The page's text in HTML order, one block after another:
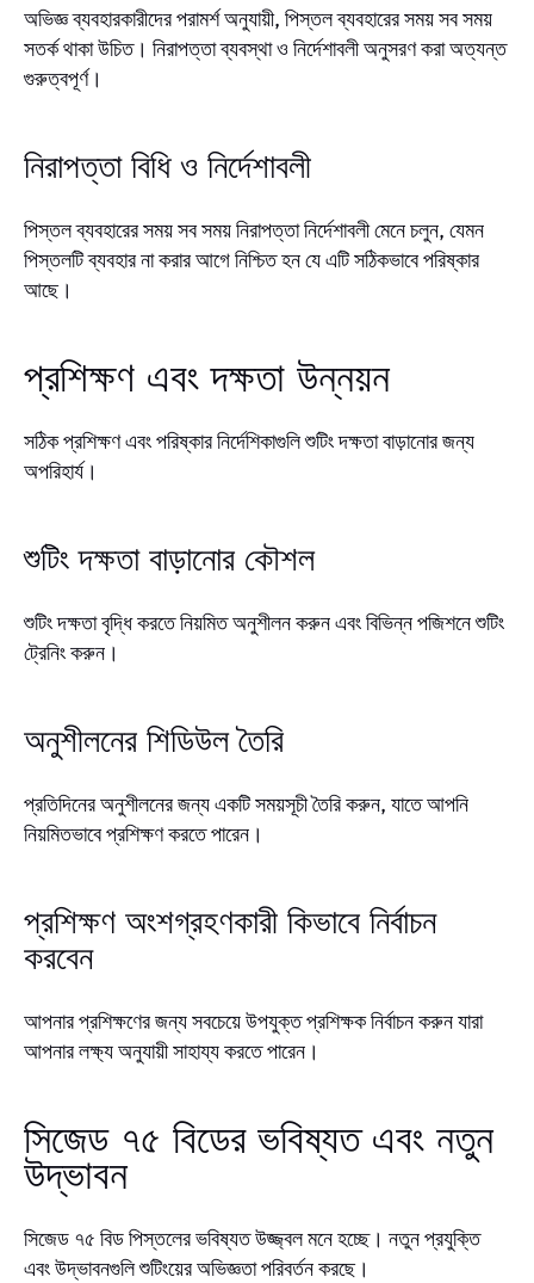
অভিজ্ঞ ব্যবহারকারীদের পরামর্শ অনুযায়ী, পিস্তল ব্যবহারের সময় সব সময়
সতর্ক থাকা উচিত। নিরাপত্তা ব্যবস্থা ও নির্দেশাবলী অনুসরণ করা অত্যন্ত
গুরুত্বপূর্ণ।
নিরাপত্তা বিধি ও নির্দেশাবলী
পিস্তল ব্যবহারের সময় সব সময় নিরাপত্তা নির্দেশাবলী মেনে চলুন, যেমন
পিস্তলটি ব্যবহার না করার আগে নিশ্চিত হন যে এটি সঠিকভাবে পরিষ্কার
আছে।
প্রশিক্ষণ এবং দক্ষতা উন্নয়ন
সঠিক প্রশিক্ষণ এবং পরিষ্কার নির্দেশিকাগুলি শুটিং দক্ষতা বাড়ানোর জন্য
অপরিহার্য।
শুটিং দক্ষতা বাড়ানোর কৌশল
শুটিং দক্ষতা বৃদ্ধি করতে নিয়মিত অনুশীলন করুন এবং বিভিন্ন পজিশনে শুটিং
ট্রেনিং করুন।
অনুশীলনের শিডিউল তৈরি
প্রতিদিনের অনুশীলনের জন্য একটি সময়সূচী তৈরি করুন, যাতে আপনি
নিয়মিতভাবে প্রশিক্ষণ করতে পারেন।
প্রশিক্ষণ অংশগ্রহণকারী কিভাবে নির্বাচন
করবেন
আপনার প্রশিক্ষণের জন্য সবচেয়ে উপযুক্ত প্রশিক্ষক নির্বাচন করুন যারা
আপনার লক্ষ্য অনুযায়ী সাহায্য করতে পারেন।
সিজেড ৭৫ বিডের ভবিষ্যত এবং নতুন
উদ্ভাবন
সিজেড ৭৫ বিড পিস্তলের ভবিষ্যত উজ্জ্বল মনে হচ্ছে। নতুন প্রযুক্তি
এবং উদ্ভাবনগুলি শুটিংয়ের অভিজ্ঞতা পরিবর্তন করছে।